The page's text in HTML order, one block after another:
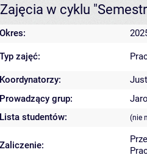
Zajęcia w cyklu
Okres:
Typ zajęć:
Koordynatorzy:
Prowadzący grup:
Lista studentów:
(nie
Zaliczenie: